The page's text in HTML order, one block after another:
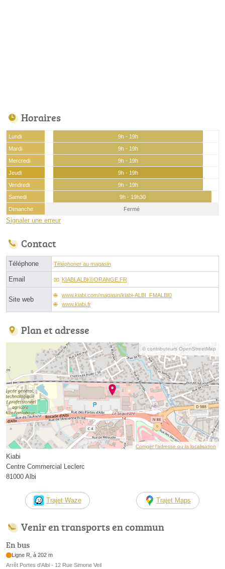
Horaires
Lundi
9h - 19h
Mardi
9h - 19h
Mercredi
9h - 19h
Jeudi
9h - 19h
Vendredi
9h - 19h
Samedi
9h - 19h30
Dimanche
Fermé
Signaler une erreur
Contact
Téléphone Téléphoner au magasin
Email KIABI.ALBIⓐORANGE.FR
Site web
www.kiabi.com/magasin/kiabi-ALBI_FMALBI0
www.kiabi.fr
Plan et adresse
© contributeurs OpenStreetMap
Corriger l’adresse ou la localisation
Kiabi
Centre Commercial Leclerc
81000 Albi
Trajet Waze Trajet Maps
Venir en transports en commun
En bus
Ligne R, à 202 m
Arrêt Portes d'Albi - 12 Rue Simone Veil